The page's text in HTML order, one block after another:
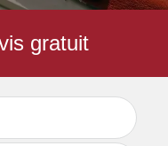
gratuit